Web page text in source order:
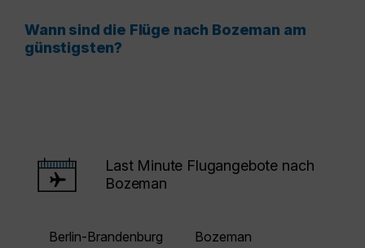
Wann sind die Flüge nach Bozeman am
günstigsten?
Last Minute Flugangebote nach
Bozeman
Berlin-Brandenburg
Bozeman